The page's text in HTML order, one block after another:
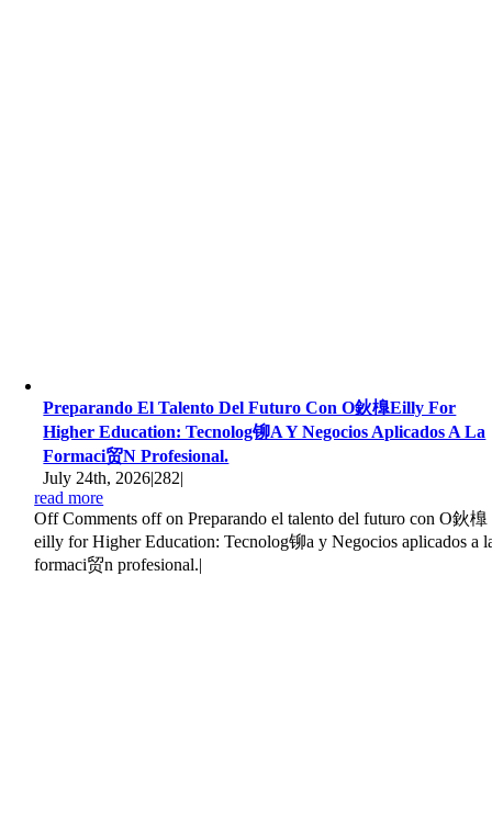
Preparando El Talento Del Futuro Con O鈥橰eilly For
Higher Education: Tecnolog铆a Y Negocios Aplicados A La
Formaci贸n Profesional.
July 24th, 2026|282|
read more
OffComments off on Preparando el talento del futuro con O鈥橰
eilly for Higher Education: Tecnolog铆a y Negocios aplicados a
formaci贸n profesional.|